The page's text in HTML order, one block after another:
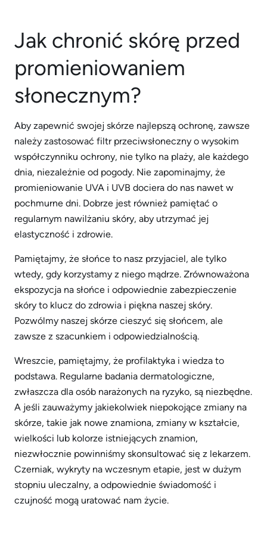
Jak chronić skórę przed
promieniowaniem
słonecznym?
Aby zapewnić swojej skórze najlepszą ochronę, zawsze
należy zastosować filtr przeciwsłoneczny o wysokim
współczynniku ochrony, nie tylko na plaży, ale każdego
dnia, niezależnie od pogody. Nie zapominajmy, że
promieniowanie UVA i UVB dociera do nas nawet w
pochmurne dni. Dobrze jest również pamiętać o
regularnym nawilżaniu skóry, aby utrzymać jej
elastyczność i zdrowie.
Pamiętajmy, że słońce to nasz przyjaciel, ale tylko
wtedy, gdy korzystamy z niego mądrze. Zrównoważona
ekspozycja na słońce i odpowiednie zabezpieczenie
skóry to klucz do zdrowia i piękna naszej skóry.
Pozwólmy naszej skórze cieszyć się słońcem, ale
zawsze z szacunkiem i odpowiedzialnością.
Wreszcie, pamiętajmy, że profilaktyka i wiedza to
podstawa. Regularne badania dermatologiczne,
zwłaszcza dla osób narażonych na ryzyko, są niezbędne.
A jeśli zauważymy jakiekolwiek niepokojące zmiany na
skórze, takie jak nowe znamiona, zmiany w kształcie,
wielkości lub kolorze istniejących znamion,
niezwłocznie powinniśmy skonsultować się z lekarzem.
Czerniak, wykryty na wczesnym etapie, jest w dużym
stopniu uleczalny, a odpowiednie świadomość i
czujność mogą uratować nam życie.